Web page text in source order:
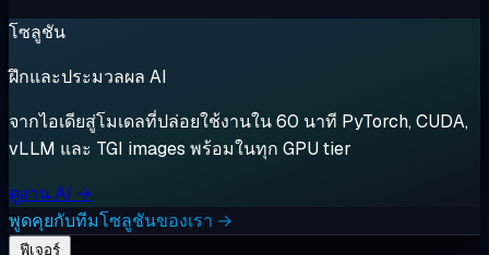
โซลูชัน
ฝึกและประมวลผล AI
จากไอเดียสู่โมเดลที่ปล่อยใช้งานใน 60 นาที PyTorch, CUDA,
vLLM และ TGI images พร้อมในทุก GPU tier
ดูงาน AI →
พูดคุยกับทีมโซลูชันของเรา →